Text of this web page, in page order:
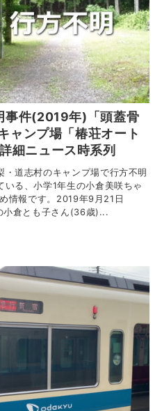
事件(2019年)「頭蓋骨
ャンプ場「椿荘オート
細ニュース時系列
道志村のキャンプ場で行方不明
る、小学1年生の小倉美咲ちゃ
情報です。2019年9月21日
小倉とも子さん(36歳)...